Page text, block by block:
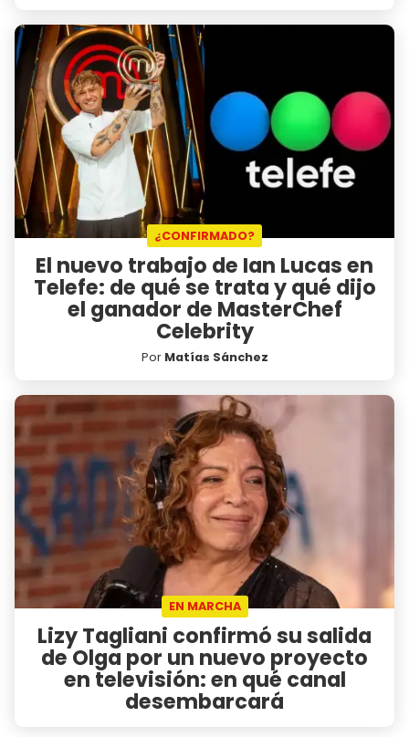
¿CONFIRMADO?
El nuevo trabajo de Ian Lucas en
Telefe: de qué se trata y qué dijo
el ganador de MasterChef
Celebrity
Por Matías Sánchez
EN MARCHA
Lizy Tagliani confirmó su salida
de Olga por un nuevo proyecto
en televisión: en qué canal
desembarcará